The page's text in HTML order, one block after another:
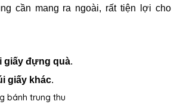
cần mang ra ngoài, rất tiện lợi cho
giấy đựng quà.
giấy khác.
bánh trung thu